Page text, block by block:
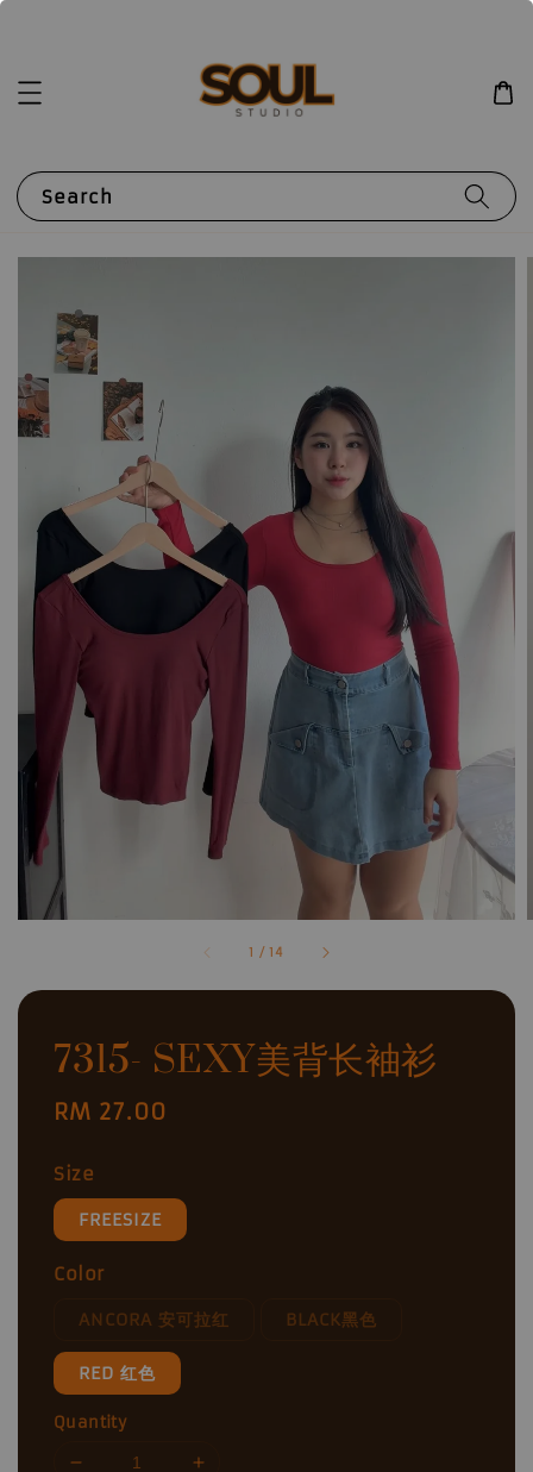
Search
1 /14
7315- SEXY美背长袖衫
Regular
RM 27.00
Size
FREESIZE
Color
ANCORA 安可拉红 BLACK黑色
RED 红色
Quantity